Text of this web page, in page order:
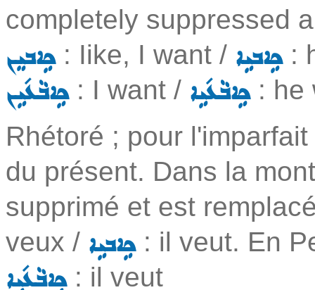
completely suppressed
ܟܹܐܒܝܸܢ: Iike, I want / ܟܹܐܒܝܹܐ:
ܟܹܐܒܵܥ݇ܝܹܢ: I want / ܟܹܐܒܵܥ݇ܝܹܐ: he
Rhétoré ; pour
du présent. Dans la
supprimé et est
veux / ܟܹܐܒܝܹܐ: il veut. En
ܟܹܐܒܵܥ݇ܝܹܐ: il veut